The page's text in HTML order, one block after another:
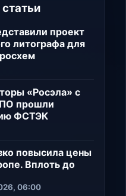
проект
литографа для
«Росэла» с
прошли
ФСТЭК
повысила цены
Вплоть до
06:00